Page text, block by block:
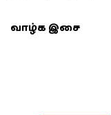
வாழ்க இசை